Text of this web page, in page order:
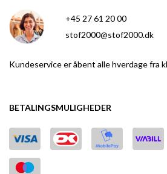
+45 27 61 20 00
stof2000@stof2000.dk
Kundeservice er åbent alle hverdage fra
BETALINGSMULIGHEDER